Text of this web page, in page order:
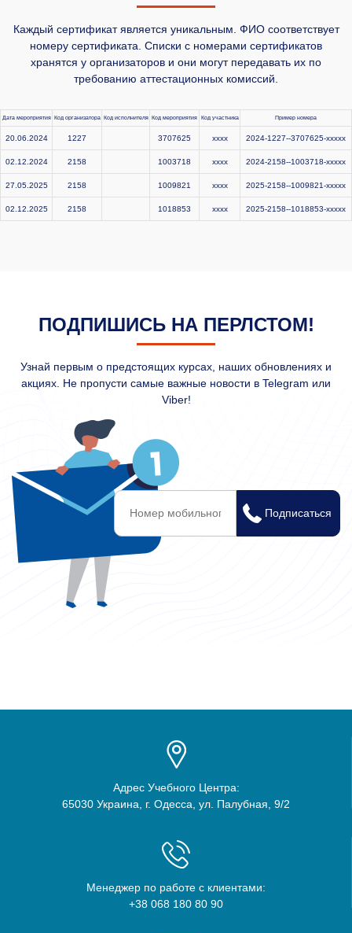
Каждый сертификат является уникальным. ФИО соответствует
номеру сертификата. Списки с номерами сертификатов
хранятся у организаторов и они могут передавать их по
требованию аттестационных комиссий.
Дата мероприятия Код организатора Код исполнителя Код мероприятия Код участника Пример номера
20.06.2024 1227 3707625 xxxx 2024-1227--3707625-xxxxx
02.12.2024 2158 1003718 xxxx 2024-2158--1003718-xxxxx
27.05.2025 2158 1009821 xxxx 2025-2158--1009821-xxxxx
02.12.2025 2158 1018853 xxxx 2025-2158--1018853-xxxxx
ПОДПИШИСЬ НА ПЕРЛСТОМ!
Узнай первым о предстоящих курсах, наших обновлениях и
акциях. Не пропусти самые важные новости в Telegram или
Viber!
Адрес Учебного Центра:
65030 Украина, г. Одесса, ул. Палубная, 9/2
Менеджер по работе с клиентами:
+38 068 180 80 90